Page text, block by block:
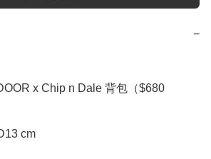
−
x Chip n Dale 背包（$680
cm